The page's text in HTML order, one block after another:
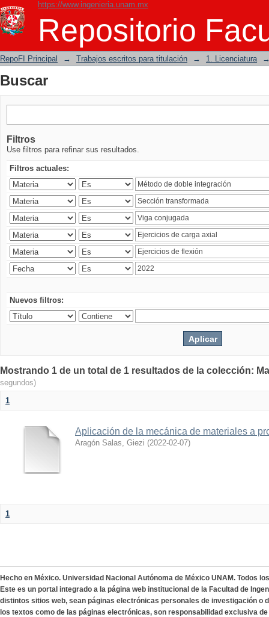
https://www.ingenieria.unam.mx
Repositorio
Buscar
RepoFI Principal → Trabajos escritos para titulación → 1. Licenciatura
Buscar
Filtros
Use filtros para refinar sus resultados.
Filtros actuales:
Nuevos filtros:
Mostrando 1 de un total de 1 resultados de la colección:
segundos)
1
Aplicación de la mecánica de materiales a
Aragón Salas, Giezi (2022-02-07)
1
Hecho en México. Universidad Nacional Autónoma de México UNAM. Todos
Este es un portal integrado a la página web institucional de la Facultad de
distintos sitios web, sean páginas electrónicas personales de investigación o
los textos como de las páginas electrónicas, son responsabilidad exclusiva